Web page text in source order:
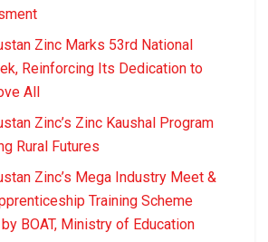
Zinc Marks 53rd National
Reinforcing Its Dedication to
All
Zinc’s Zinc Kaushal Program
Rural Futures
Zinc’s Mega Industry Meet &
Training Scheme
BOAT, Ministry of Education